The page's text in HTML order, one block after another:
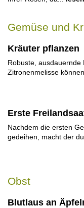
Gemüse und
Kräuter pflanzen
Robuste, ausdauernde
Zitronenmelisse können
Erste
Nachdem die ersten
gedeihen, macht der
Obst
Blutlaus an